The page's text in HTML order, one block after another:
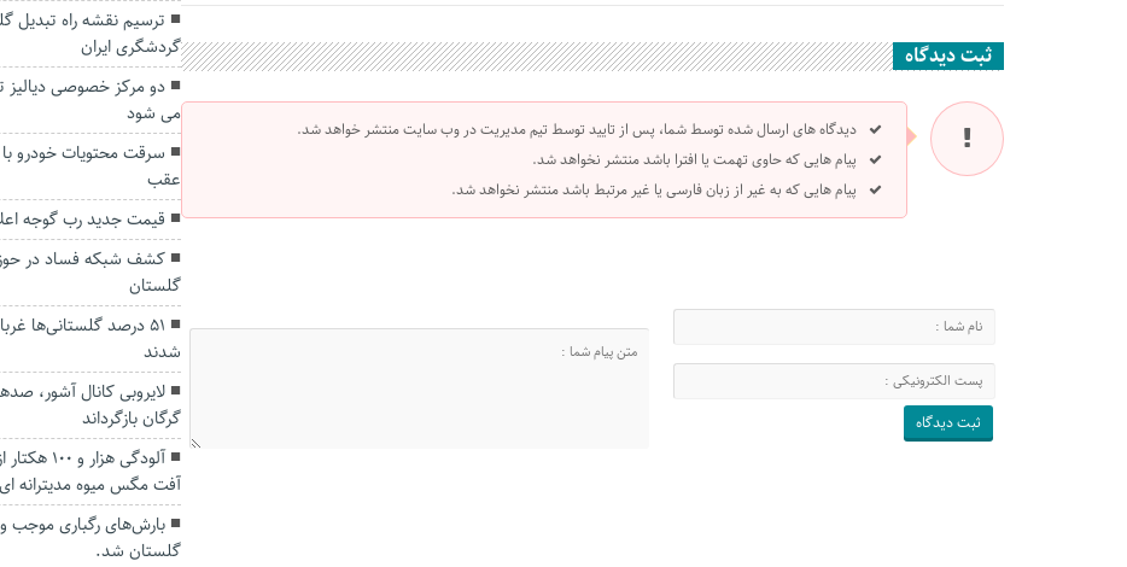
ثبت دیدگاه
دیدگاه های ارسال شده توسط شما، پس از تایید توسط تیم مدیریت در وب سایت منتشر خواهد شد.
پیام هایی که حاوی تهمت یا افترا باشد منتشر نخواهد شد.
پیام هایی که به غیر از زبان فارسی یا غیر مرتبط باشد منتشر نخواهد شد.
ترسیم نقشه راه تبدیل
گردشگری ایران
دو مرکز خصوصی دیالیز
می شود
سرقت محتویات خودرو
عقب
قیمت جدید رب گوجه
کشف شبکه فساد در
گلستان
۵۱ درصد گلستانی‌ها
شدند
لایروبی کانال آشور،
گرگان بازگرداند
آلودگی
آفت مگس میوه مدیترانه ای
بارش‌های رگباری موجب
گلستان شد.